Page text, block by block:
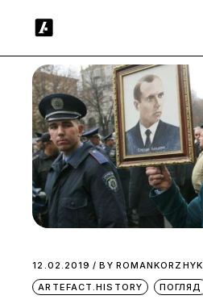
12.02.2019 BY ROMANKORZHYK
ARTEFACT.HISTORY
ПОГЛЯД